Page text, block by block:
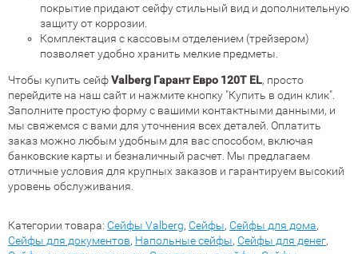
покрытие придают сейфу стильный вид и дополнительную
защиту от коррозии.
Комплектация с кассовым отделением (трейзером)
позволяет удобно хранить мелкие предметы.
Чтобы купить сейфValberg Гарант Евро 120Т EL, просто
перейдите на наш сайт и нажмите кнопку "Купить в один клик".
Заполните простую форму с вашими контактными данными, и
мы свяжемся с вами для уточнения всех деталей. Оплатить
заказ можно любым удобным для вас способом, включая
банковские карты и безналичный расчет. Мы предлагаем
отличные условия для крупных заказов и гарантируем высокий
уровень обслуживания.
Категории товара: Сейфы Valberg, Сейфы, Сейфы для дома,
Сейфы для документов, Напольные сейфы, Сейфы для денег,